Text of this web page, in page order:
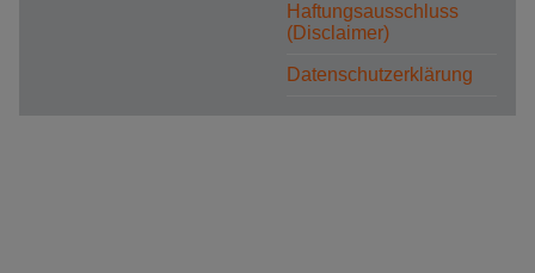
Haftungsausschluss
(Disclaimer)
Datenschutzerklärung